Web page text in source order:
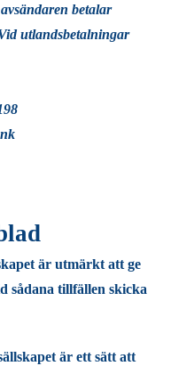
betalar
utlandsbetalningar
är utmärkt att ge
sådana tillfällen skicka
är ett sätt att